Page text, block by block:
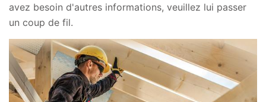
avez besoin d'autres informations, veuillez lui passer
un coup de fil.